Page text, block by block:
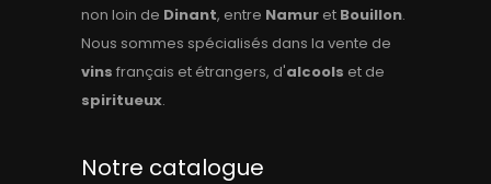
non loin de Dinant, entre Namur et Bouillon.
Nous sommes spécialisés dans la vente de
vins français et étrangers, d'alcools et de
spiritueux.
Notre catalogue